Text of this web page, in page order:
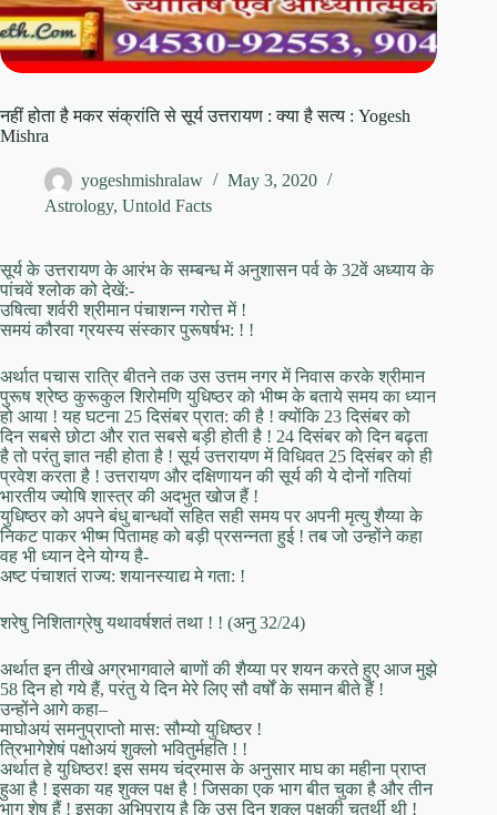
नहीं होता है मकर संक्रांति से सूर्य उत्तरायण : क्या है सत्य : Yogesh
Mishra
yogeshmishralaw
May 3, 2020
Astrology, Untold Facts
सूर्य के उत्तरायण के आरंभ के सम्बन्ध में अनुशासन पर्व के 32वें अध्याय के
पांचवें श्लोक को देखें:-
उषित्वा शर्वरी श्रीमान पंचाशन्न गरोत्त में !
समयं कौरवा ग्रयस्य संस्कार पुरूषर्षभ: ! !
अर्थात पचास रात्रि बीतने तक उस उत्तम नगर में निवास करके श्रीमान
पुरूष श्रेष्ठ कुरूकुल शिरोमणि युधिष्ठर को भीष्म के बताये समय का ध्यान
हो आया ! यह घटना 25 दिसंबर प्रात: की है ! क्योंकि 23 दिसंबर को
दिन सबसे छोटा और रात सबसे बड़ी होती है ! 24 दिसंबर को दिन बढ़ता
है तो परंतु ज्ञात नही होता है ! सूर्य उत्तरायण में विधिवत 25 दिसंबर को ही
प्रवेश करता है ! उत्तरायण और दक्षिणायन की सूर्य की ये दोनों गतियां
भारतीय ज्योषि शास्त्र की अदभुत खोज हैं !
युधिष्ठर को अपने बंधु बान्धवों सहित सही समय पर अपनी मृत्यु शैय्या के
निकट पाकर भीष्म पितामह को बड़ी प्रसन्नता हुई ! तब जो उन्होंने कहा
वह भी ध्यान देने योग्य है-
अष्ट पंचाशतं राज्य: शयानस्याद्य मे गता: !
शरेषु निशिताग्रेषु यथावर्षशतं तथा ! ! (अनु 32/24)
अर्थात इन तीखे अग्रभागवाले बाणों की शैय्या पर शयन करते हुए आज मुझे
58 दिन हो गये हैं, परंतु ये दिन मेरे लिए सौ वर्षों के समान बीते हैं !
उन्होंने आगे कहा–
माघोअयं समनुप्राप्तो मास: सौम्यो युधिष्ठर !
त्रिभागेशेषं पक्षोअयं शुक्लो भवितुर्महति ! !
अर्थात हे युधिष्ठर! इस समय चंद्रमास के अनुसार माघ का महीना प्राप्त
हुआ है ! इसका यह शुक्ल पक्ष है ! जिसका एक भाग बीत चुका है और तीन
भाग शेष हैं ! इसका अभिप्राय है कि उस दिन शुक्ल पक्षकी चतुर्थी थी !